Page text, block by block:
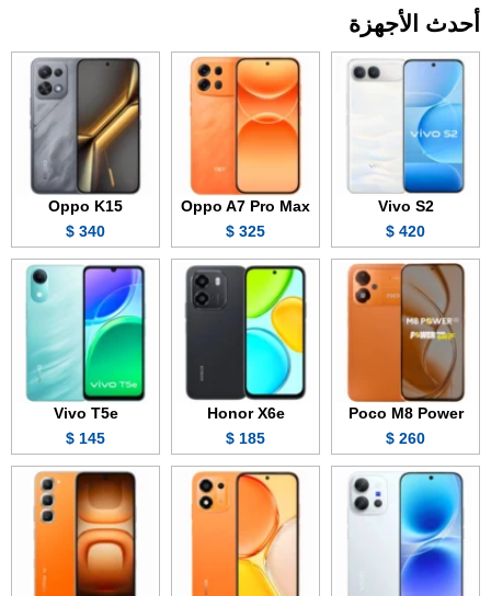
أحدث الأجهزة
Vivo S2
420 $
Oppo A7 Pro Max
325 $
Oppo K15
340 $
Poco M8 Power
260 $
Honor X6e
185 $
Vivo T5e
145 $